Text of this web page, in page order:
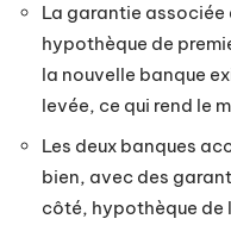
La garantie associée
hypothèque de
la nouvelle banque
levée, ce qui rend le
Les deux banques
bien, avec des
côté, hypothèque de